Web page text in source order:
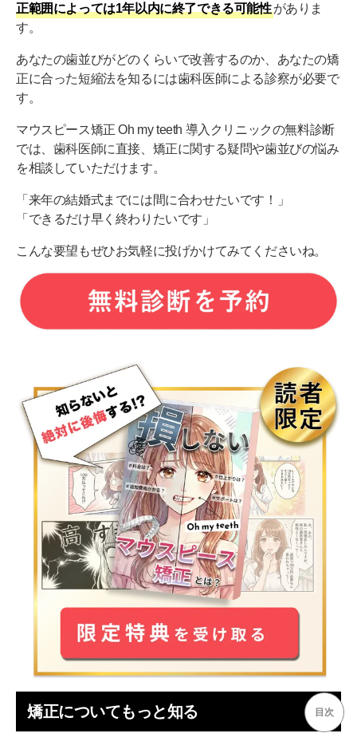
正範囲によっては1年以内に終了できる可能性がありま
す。
あなたの歯並びがどのくらいで改善するのか、あなたの矯
正に合った短縮法を知るには歯科医師による診察が必要で
す。
マウスピース矯正 Oh my teeth 導入クリニックの無料診断
では、歯科医師に直接、矯正に関する疑問や歯並びの悩み
を相談していただけます。
「来年の結婚式までには間に合わせたいです！」
「できるだけ早く終わりたいです」
こんな要望もぜひお気軽に投げかけてみてくださいね。
矯正についてもっと知る 目次